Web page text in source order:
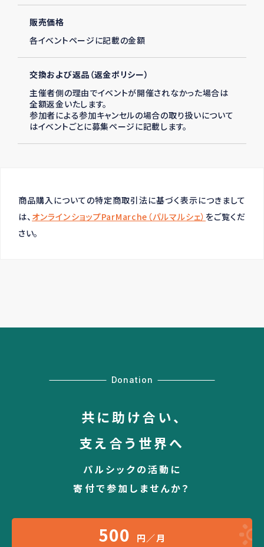
販売価格
各イベントページに記載の金額
交換および返品（返金ポリシー）
主催者側の理由でイベントが開催されなかった場合は
全額返金いたします。
参加者による参加キャンセルの場合の取り扱いについて
はイベントごとに募集ページに記載します。
商品購入についての特定商取引法に基づく表示につきまして
は、 オンラインショップParMarche（パルマルシェ） をご覧くだ
さい。
Donation
共に助け合い、
支え合う世界へ
パルシックの活動に
寄付で参加しませんか？
500 円／月